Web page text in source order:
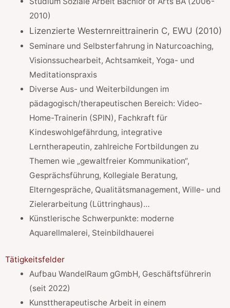
2010)
Lizenzierte Westernreittrainerin C, EWU (2010)
Seminare und Selbsterfahrung in Naturcoaching,
Visionssuchearbeit, Achtsamkeit, Yoga- und
Meditationspraxis
Diverse Aus- und Weiterbildungen im
pädagogisch/therapeutischen Bereich: Video-
Home-Trainerin (SPIN), Fachkraft für
Kindeswohlgefährdung, integrative
Lerntherapeutin, zahlreiche Fortbildungen zu
Themen wie „gewaltfreier Kommunikation“,
Gesprächsführung, Kollegiale Beratung,
Elterngespräche, Qualitätsmanagement, Wille- und
Zielerarbeitung (Lüttringhaus)…
Künstlerische Schwerpunkte: moderne
Aquarellmalerei, Steinbildhauerei
Tätigkeitsfelder
Aufbau WandelRaum gGmbH, Geschäftsführerin
(seit 2022)
Kunsttherapeutische Arbeit in einem